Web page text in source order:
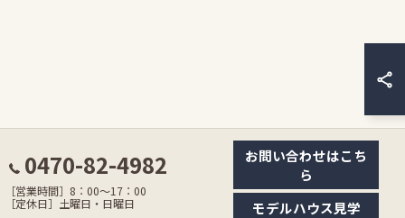
0470-82-4982
［営業時間］8：00〜17：00
［定休日］土曜日・日曜日
お問い合わせはこち
ら
モデルハウス見学